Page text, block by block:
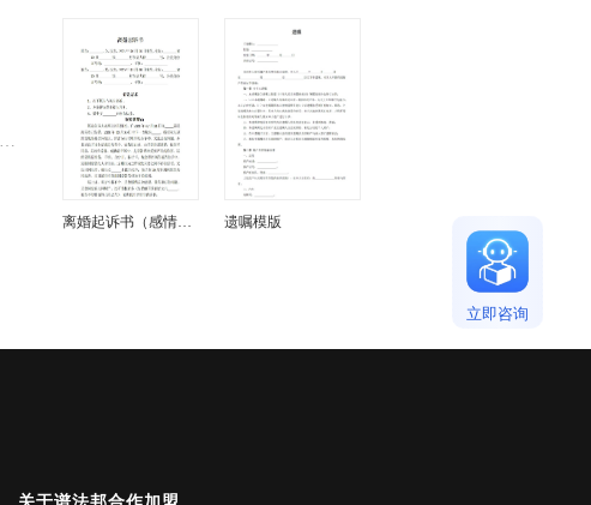
立即咨询
离婚起诉书（感情破裂）版本 遗嘱模版
关于谱法邦合作加盟